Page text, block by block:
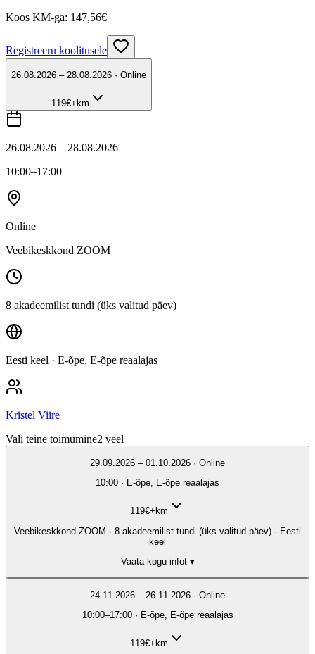
Koos KM-ga: 147,56€
Registreeru koolitusele
26.08.2026 – 28.08.2026 · Online
119€+km
26.08.2026 – 28.08.2026
10:00–17:00
Online
Veebikeskkond ZOOM
8 akadeemilist tundi (üks valitud päev)
Eesti keel · E-õpe, E-õpe reaalajas
Kristel Viire
Vali teine toimumine2 veel
29.09.2026 – 01.10.2026 · Online
10:00 · E-õpe, E-õpe reaalajas
119€+km
Veebikeskkond ZOOM · 8 akadeemilist tundi (üks valitud päev) · Eesti
keel
Vaata kogu infot ▾
24.11.2026 – 26.11.2026 · Online
10:00–17:00 · E-õpe, E-õpe reaalajas
119€+km